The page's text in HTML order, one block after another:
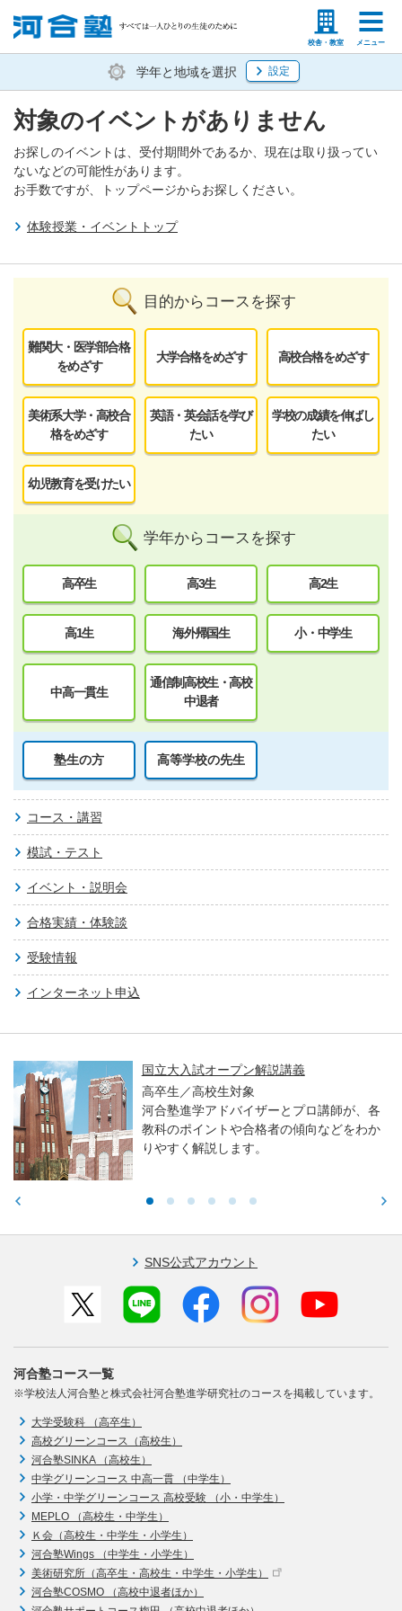
校舎・教室 メニュー
塾生の方 高等学校の先生
学年と地域を選択 設定
対象のイベントがありません
お探しのイベントは、受付期間外であるか、現在は取り扱ってい
ないなどの可能性があります。
お手数ですが、トップページからお探しください。
体験授業・イベントトップ
目的からコースを探す
難関大・医学部合格
をめざす
大学合格をめざす 高校合格をめざす
美術系大学・高校合
格をめざす
英語・英会話を学び
たい
学校の成績を伸ばし
たい
幼児教育を受けたい
学年からコースを探す
高卒生 高3生 高2生
高1生 海外帰国生 小・中学生
中高一貫生
通信制高校生・高校
中退者
塾生の方 高等学校の先生
コース・講習
模試・テスト
イベント・説明会
合格実績・体験談
受験情報
インターネット申込
国立大入試オープン解説講義
高卒生／高校生対象
河合塾進学アドバイザーとプロ講師が、各
教科のポイントや合格者の傾向などをわか
りやすく解説します。
SNS公式アカウント
河合塾コース一覧
※学校法人河合塾と株式会社河合塾進学研究社のコースを掲載しています。
大学受験科 （高卒生）
高校グリーンコース（高校生）
河合塾SINKA （高校生）
中学グリーンコース 中高一貫 （中学生）
小学・中学グリーンコース 高校受験 （小・中学生）
MEPLO （高校生・中学生）
Ｋ会（高校生・中学生・小学生）
河合塾Wings （中学生・小学生）
美術研究所（高卒生・高校生・中学生・小学生）
河合塾COSMO （高校中退者ほか）